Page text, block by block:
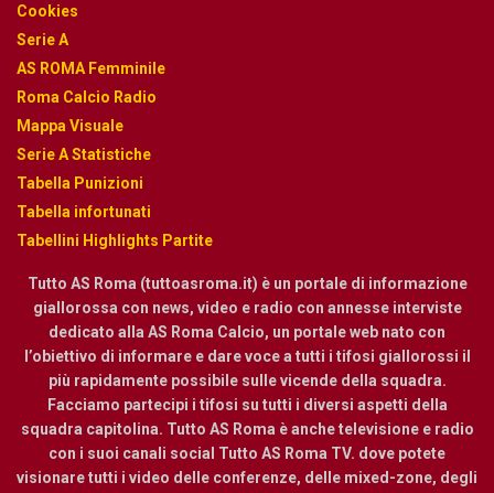
Cookies
Serie A
AS ROMA Femminile
Roma Calcio Radio
Mappa Visuale
Serie A Statistiche
Tabella Punizioni
Tabella infortunati
Tabellini Highlights Partite
Tutto AS Roma (tuttoasroma.it) è un portale di informazione
giallorossa con news, video e radio con annesse interviste
dedicato alla AS Roma Calcio, un portale web nato con
l’obiettivo di informare e dare voce a tutti i tifosi giallorossi il
più rapidamente possibile sulle vicende della squadra.
Facciamo partecipi i tifosi su tutti i diversi aspetti della
squadra capitolina. Tutto AS Roma è anche televisione e radio
con i suoi canali social Tutto AS Roma TV. dove potete
visionare tutti i video delle conferenze, delle mixed-zone, degli